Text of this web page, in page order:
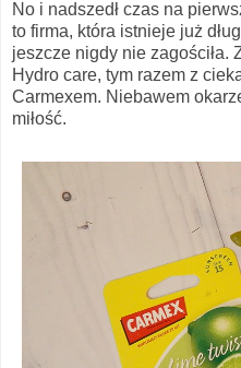
No i nadszedł czas na
to firma, która istnieje już
jeszcze nigdy nie zagościła.
Hydro care, tym razem z
Carmexem. Niebawem
miłość.